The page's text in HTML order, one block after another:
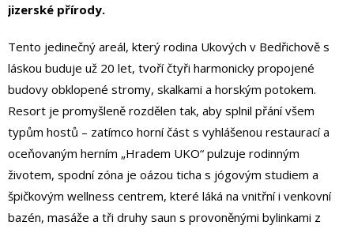
jizerské přírody.
Tento jedinečný areál, který rodina Ukových v Bedřichově s
láskou buduje už 20 let, tvoří čtyři harmonicky propojené
budovy obklopené stromy, skalkami a horským potokem.
Resort je promyšleně rozdělen tak, aby splnil přání všem
typům hostů – zatímco horní část s vyhlášenou restaurací a
oceňovaným herním „Hradem UKO“ pulzuje rodinným
životem, spodní zóna je oázou ticha s jógovým studiem a
špičkovým wellness centrem, které láká na vnitřní i venkovní
bazén, masáže a tři druhy saun s provoněnými bylinkami z